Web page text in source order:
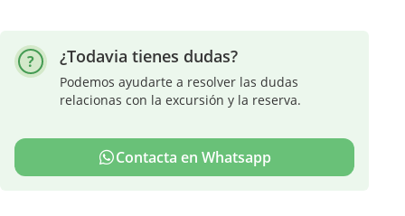
¿Todavia tienes dudas?
Podemos ayudarte a resolver las dudas
relacionas con la excursión y la reserva.
Contacta en Whatsapp